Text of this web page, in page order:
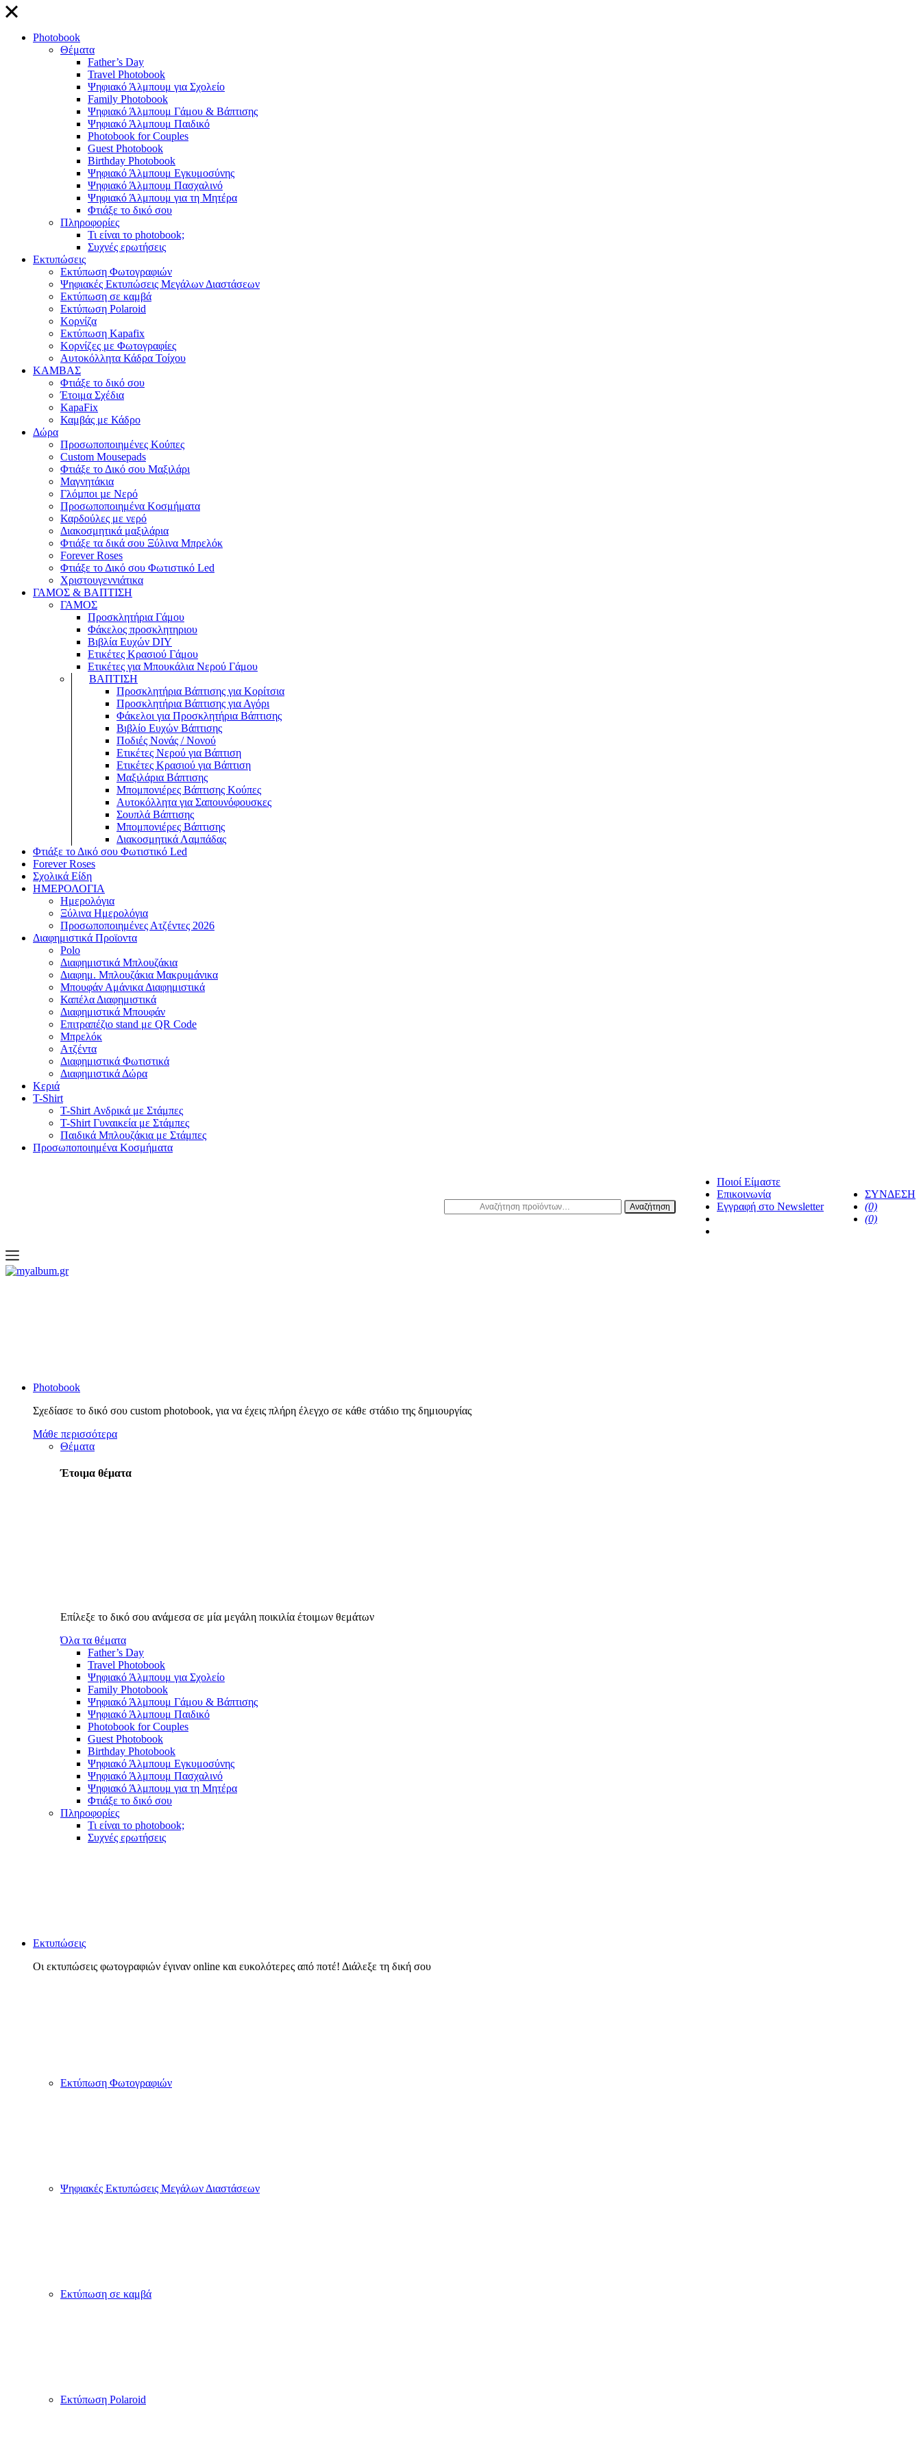
close
Photobook
Θέματα
Father’s Day
Travel Photobook
Ψηφιακό Άλμπουμ για Σχολείο
Family Photobook
Ψηφιακό Άλμπουμ Γάμου & Βάπτισης
Ψηφιακό Άλμπουμ Παιδικό
Photobook for Couples
Guest Photobook
Birthday Photobook
Ψηφιακό Άλμπουμ Εγκυμοσύνης
Ψηφιακό Άλμπουμ Πασχαλινό
Ψηφιακό Άλμπουμ για τη Μητέρα
Φτιάξε το δικό σου
Πληροφορίες
Τι είναι το photobook;
Συχνές ερωτήσεις
Εκτυπώσεις
Εκτύπωση Φωτογραφιών
Ψηφιακές Εκτυπώσεις Μεγάλων Διαστάσεων
Εκτύπωση σε καμβά
Εκτύπωση Polaroid
Κορνίζα
Εκτύπωση Kapafix
Κορνίζες με Φωτογραφίες
Αυτοκόλλητα Κάδρα Τοίχου
ΚΑΜΒΑΣ
Φτιάξε το δικό σου
Έτοιμα Σχέδια
KapaFix
Καμβάς με Κάδρο
Δώρα
Προσωποποιημένες Κούπες
Custom Mousepads
Φτιάξε το Δικό σου Μαξιλάρι
Μαγνητάκια
Γλόµποι µε Νερό
Προσωποποιημένα Κοσμήματα
Καρδούλες με νερό
Διακοσμητικά μαξιλάρια
Φτιάξε τα δικά σου Ξύλινα Μπρελόκ
Forever Roses
Φτιάξε το Δικό σου Φωτιστικό Led
Χριστουγεννιάτικα
ΓΑΜΟΣ & ΒΑΠΤΙΣΗ
ΓΑΜΟΣ
Προσκλητήρια Γάμου
Φάκελος προσκλητηριου
Βιβλία Ευχών DIY
Ετικέτες Κρασιού Γάμου
Ετικέτες για Μπουκάλια Νερού Γάμου
ΒΑΠΤΙΣΗ
Προσκλητήρια Βάπτισης για Κορίτσια
Προσκλητήρια Βάπτισης για Αγόρι
Φάκελοι για Προσκλητήρια Βάπτισης
Βιβλίο Ευχών Βάπτισης
Ποδιές Νονάς / Νονού
Ετικέτες Νερού για Βάπτιση
Ετικέτες Κρασιού για Βάπτιση
Μαξιλάρια Βάπτισης
Μπομπονιέρες Βάπτισης Κούπες
Αυτοκόλλητα για Σαπουνόφουσκες
Σουπλά Βάπτισης
Μπομπονιέρες Βάπτισης
Διακοσμητικά Λαμπάδας
Φτιάξε το Δικό σου Φωτιστικό Led
Forever Roses
Σχολικά Είδη
ΗΜΕΡΟΛΟΓΙΑ
Ημερολόγια
Ξύλινα Ημερολόγια
Προσωποποιημένες Ατζέντες 2026
Διαφημιστικά Προϊοντα
Polo
Διαφημιστικά Μπλουζάκια
Διαφημ. Μπλουζάκια Μακρυμάνικα
Μπουφάν Αμάνικα Διαφημιστικά
Καπέλα Διαφημιστικά
Διαφημιστικά Μπουφάν
Επιτραπέζιο stand με QR Code
Μπρελόκ
Ατζέντα
Διαφημιστικά Φωτιστικά
Διαφημιστικά Δώρα
Κεριά
T-Shirt
T-Shirt Ανδρικά με Στάμπες
T-Shirt Γυναικεία με Στάμπες
Παιδικά Μπλουζάκια με Στάμπες
Προσωποποιημένα Κοσμήματα
Αναζήτηση
για:
Αναζήτηση
Ποιοί Είμαστε
Επικοινωνία
Εγγραφή στο Newsletter
ΣΥΝΔΕΣΗ
(0)
(0)
open
Photobook
Σχεδίασε το δικό σου custom photobook, για να έχεις πλήρη έλεγχο σε κάθε στάδιο της δημιουργίας
Μάθε περισσότερα
Θέματα
Έτοιμα θέματα
Επίλεξε το δικό σου ανάμεσα σε μία μεγάλη ποικιλία έτοιμων θεμάτων
Όλα τα θέματα
Father’s Day
Travel Photobook
Ψηφιακό Άλμπουμ για Σχολείο
Family Photobook
Ψηφιακό Άλμπουμ Γάμου & Βάπτισης
Ψηφιακό Άλμπουμ Παιδικό
Photobook for Couples
Guest Photobook
Birthday Photobook
Ψηφιακό Άλμπουμ Εγκυμοσύνης
Ψηφιακό Άλμπουμ Πασχαλινό
Ψηφιακό Άλμπουμ για τη Μητέρα
Φτιάξε το δικό σου
Πληροφορίες
Τι είναι το photobook;
Συχνές ερωτήσεις
Εκτυπώσεις
Οι εκτυπώσεις φωτογραφιών έγιναν online και ευκολότερες από ποτέ! Διάλεξε τη δική σου
Εκτύπωση Φωτογραφιών
Ψηφιακές Εκτυπώσεις Μεγάλων Διαστάσεων
Εκτύπωση σε καμβά
Εκτύπωση Polaroid